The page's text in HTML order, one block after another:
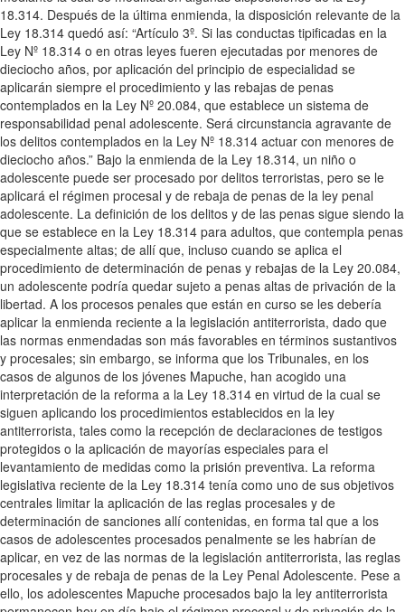
18.314. Después de la última enmienda, la disposición relevante de la
Ley 18.314 quedó así: “Artículo 3º. Si las conductas tipificadas en la
Ley Nº 18.314 o en otras leyes fueren ejecutadas por menores de
dieciocho años, por aplicación del principio de especialidad se
aplicarán siempre el procedimiento y las rebajas de penas
contemplados en la Ley Nº 20.084, que establece un sistema de
responsabilidad penal adolescente. Será circunstancia agravante de
los delitos contemplados en la Ley Nº 18.314 actuar con menores de
dieciocho años.” Bajo la enmienda de la Ley 18.314, un niño o
adolescente puede ser procesado por delitos terroristas, pero se le
aplicará el régimen procesal y de rebaja de penas de la ley penal
adolescente. La definición de los delitos y de las penas sigue siendo la
que se establece en la Ley 18.314 para adultos, que contempla penas
especialmente altas; de allí que, incluso cuando se aplica el
procedimiento de determinación de penas y rebajas de la Ley 20.084,
un adolescente podría quedar sujeto a penas altas de privación de la
libertad. A los procesos penales que están en curso se les debería
aplicar la enmienda reciente a la legislación antiterrorista, dado que
las normas enmendadas son más favorables en términos sustantivos
y procesales; sin embargo, se informa que los Tribunales, en los
casos de algunos de los jóvenes Mapuche, han acogido una
interpretación de la reforma a la Ley 18.314 en virtud de la cual se
siguen aplicando los procedimientos establecidos en la ley
antiterrorista, tales como la recepción de declaraciones de testigos
protegidos o la aplicación de mayorías especiales para el
levantamiento de medidas como la prisión preventiva. La reforma
legislativa reciente de la Ley 18.314 tenía como uno de sus objetivos
centrales limitar la aplicación de las reglas procesales y de
determinación de sanciones allí contenidas, en forma tal que a los
casos de adolescentes procesados penalmente se les habrían de
aplicar, en vez de las normas de la legislación antiterrorista, las reglas
procesales y de rebaja de penas de la Ley Penal Adolescente. Pese a
ello, los adolescentes Mapuche procesados bajo la ley antiterrorista